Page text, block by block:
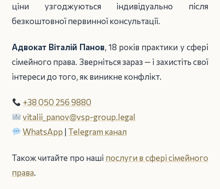
ціни узгоджуються індивідуально після
безкоштовної первинної консультації.
Адвокат Віталій Панов, 18 років практики у сфері
сімейного права. Зверніться зараз — і захистіть свої
інтереси до того, як виникне конфлікт.
+38 050 256 9880
vitalii_panov@vsp-group.legal
WhatsApp |Telegram канал
Також читайте про наші послуги в сфері сімейного
права.